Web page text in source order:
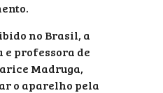
no Brasil, a
e professora de
Madruga,
o aparelho pela